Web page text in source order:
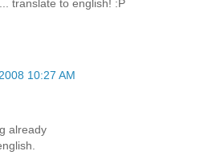
translate to english! :P
10:27 AM
already